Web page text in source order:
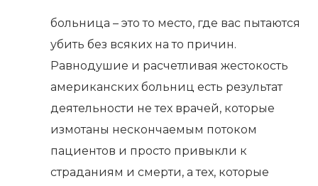
больница – это то место, где вас пытаются
убить без всяких на то причин.
Равнодушие и расчетливая жестокость
американских больниц есть результат
деятельности не тех врачей, которые
измотаны нескончаемым потоком
пациентов и просто привыкли к
страданиям и смерти, а тех, которые